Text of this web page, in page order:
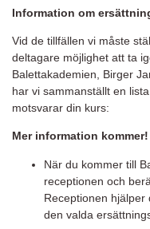
Information om
Vid de tillfällen vi måste
deltagare möjlighet att ta
Balettakademien, Birger
har vi sammanställt en
motsvarar din kurs:
Mer information kommer!
När du kommer till
receptionen och
Receptionen
den valda